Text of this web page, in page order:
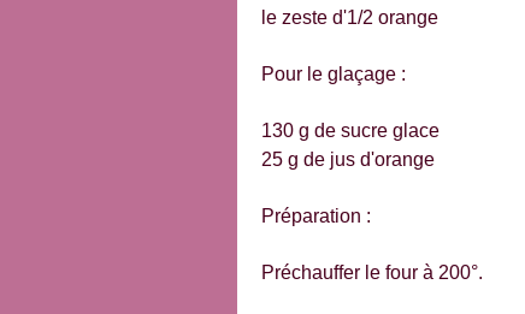
le zeste d'1/2 orange
Pour le glaçage :
130 g de sucre glace
25 g de jus d'orange
Préparation :
Préchauffer le four à 200°.